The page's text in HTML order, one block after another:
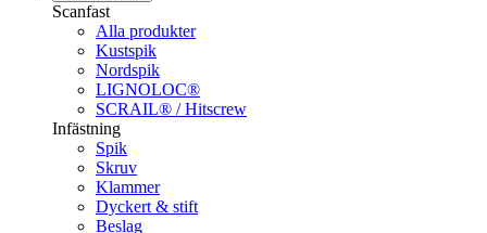
Scanfast
Alla produkter
Kustspik
Nordspik
LIGNOLOC®
SCRAIL® / Hitscrew
Infästning
Spik
Skruv
Klammer
Dyckert & stift
Beslag